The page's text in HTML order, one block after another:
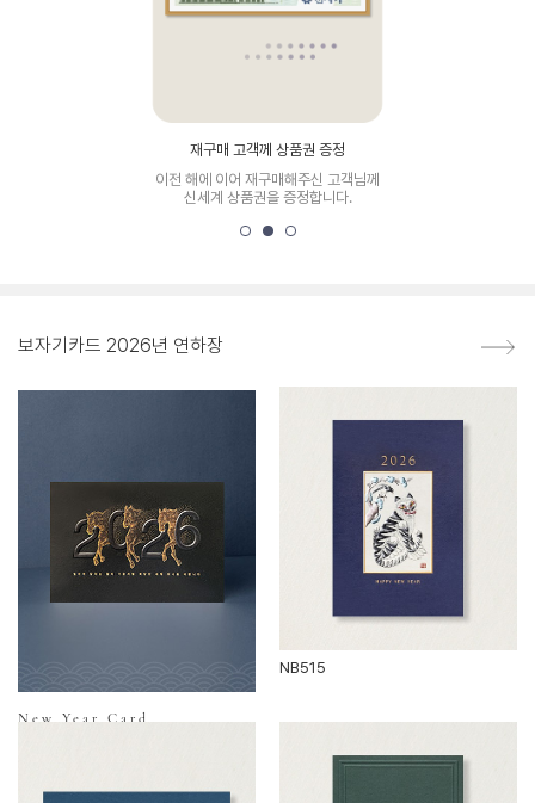
재구매 고객께 상품권 증정
이전 해에 이어 재구매해주신 고객님께
신세계 상품권을 증정합니다.
보자기카드 2026년 연하장
New Year Card
NB515